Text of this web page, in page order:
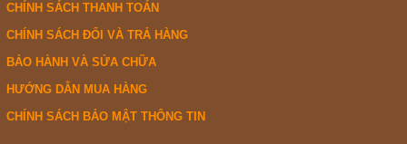
CHÍNH SÁCH THANH TOÁN
CHÍNH SÁCH ĐỔI VÀ TRẢ HÀNG
BẢO HÀNH VÀ SỬA CHỮA
HƯỚNG DẪN MUA HÀNG
CHÍNH SÁCH BẢO MẬT THÔNG TIN